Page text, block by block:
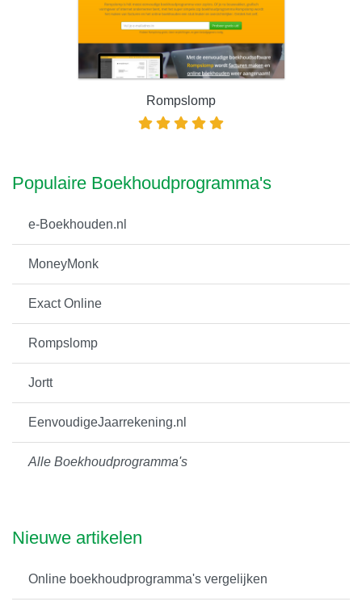
Rompslomp
Populaire Boekhoudprogramma's
e-Boekhouden.nl
MoneyMonk
Exact Online
Rompslomp
Jortt
EenvoudigeJaarrekening.nl
Alle Boekhoudprogramma's
Nieuwe artikelen
Online boekhoudprogramma's vergelijken